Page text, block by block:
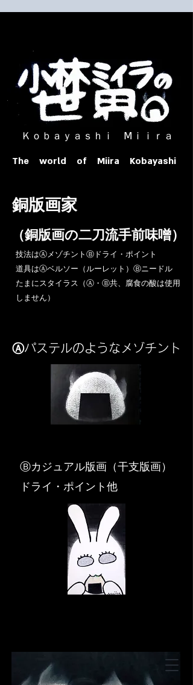
ｏｂａｙａｓｈｉ Ⅿｉｉｒａ​
The world of Miira Kobayashi
​銅版画家
​（銅版画の二刀流手前味噌）
​技法はⒶメゾチントⒷドライ・ポイント
道具はⒶベルソー（ルーレット）Ⓑニードル
​たまにスタイラス（Ⓐ・Ⓑ共、腐食の酸は使用
しません）
Ⓐパステルのようなメゾチント
​Ⓑカジュアル版画（干支版画）
ドライ・ポイント他